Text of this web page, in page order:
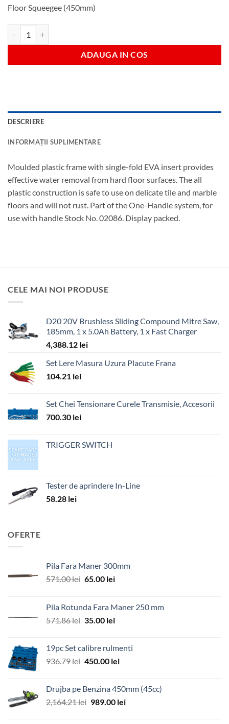
Floor Squeegee (450mm)
ADAUGA IN COS
DESCRIERE
INFORMAȚII SUPLIMENTARE
Moulded plastic frame with single-fold EVA insert provides
effective water removal from hard floor surfaces. The all
plastic construction is safe to use on delicate tile and marble
floors and will not rust. Part of the One-Handle system, for
use with handle Stock No. 02086. Display packed.
CELE MAI NOI PRODUSE
D20 20V Brushless Sliding Compound Mitre Saw,
185mm, 1 x 5.0Ah Battery, 1 x Fast Charger
4,388.12 lei
Set Lere Masura Uzura Placute Frana
104.21 lei
Set Chei Tensionare Curele Transmisie, Accesorii
700.30 lei
TRIGGER SWITCH
Tester de aprindere In-Line
58.28 lei
OFERTE
Pila Fara Maner 300mm
571.00lei Prețul
fost:
571.00 lei.
65.00 leiPrețul
65.00 lei.
Pila Rotunda Fara Maner 250 mm
571.86lei Prețul
fost:
571.86 lei.
35.00 leiPrețul
35.00 lei.
19pc Set calibre rulmenti
936.79lei Prețul
fost:
936.79 lei.
450.00 leiPrețul
450.00 lei.
Drujba pe Benzina 450mm (45cc)
2,164.21lei Prețul
989.00 leiPrețul